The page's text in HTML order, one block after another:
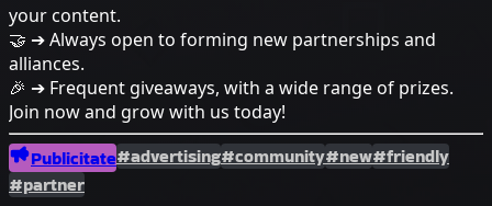
your content.
🤝 ➔ Always open to forming new partnerships and
alliances.
🎉 ➔ Frequent giveaways, with a wide range of prizes.
Join now and grow with us today!
Publicitate#advertising#community#new#friendly
#partner